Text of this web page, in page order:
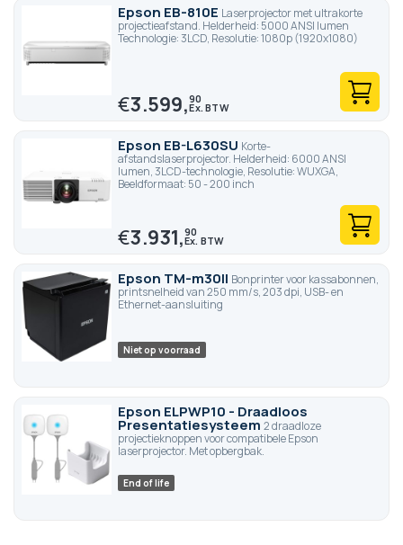
Epson EB-810E Laserprojector met ultrakorte
projectieafstand. Helderheid: 5000 ANSI lumen
Technologie: 3LCD, Resolutie: 1080p (1920x1080)
€3.599,90
Epson EB-L630SU Korte-
afstandslaserprojector. Helderheid: 6000 ANSI
lumen, 3LCD-technologie, Resolutie: WUXGA,
Beeldformaat: 50 - 200 inch
€3.931,90
Epson TM-m30II Bonprinter voor kassabonnen,
printsnelheid van 250 mm/s, 203 dpi, USB- en
Ethernet-aansluiting
Niet op voorraad
Epson ELPWP10 - Draadloos
Presentatiesysteem 2 draadloze
projectieknoppen voor compatibele Epson
laserprojector. Met opbergbak.
End of life